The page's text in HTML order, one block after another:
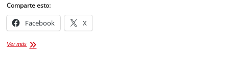
Comparte esto:
Facebook X
Ver másREGISTRO